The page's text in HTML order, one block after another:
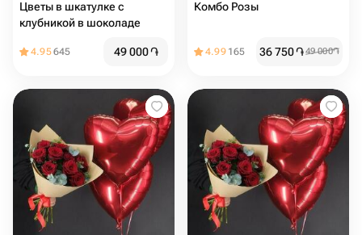
Цветы в шкатулке с
клубникой в шоколаде
4.95645 49 000֏
Комбо Розы
4.99 165 36 750֏49 000֏